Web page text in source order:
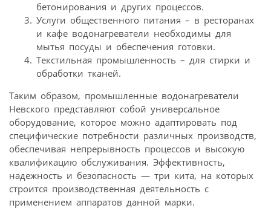
бетонирования и других процессов.
Услуги общественного питания – в ресторанах
и кафе водонагреватели необходимы для
мытья посуды и обеспечения готовки.
Текстильная промышленность – для стирки и
обработки тканей.
Таким образом, промышленные водонагреватели
Невского представляют собой универсальное
оборудование, которое можно адаптировать под
специфические потребности различных производств,
обеспечивая непрерывность процессов и высокую
квалификацию обслуживания. Эффективность,
надежность и безопасность — три кита, на которых
строится производственная деятельность с
применением аппаратов данной марки.